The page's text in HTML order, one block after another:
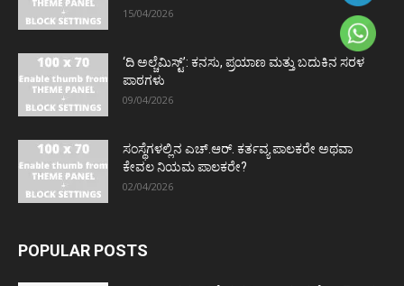
15/04/2026
‘ದಿ ಅಲ್ಚೆಮಿಸ್ಟ್’: ಕನಸು, ಪ್ರಯಾಣ ಮತ್ತು ಬದುಕಿನ ಸರಳ
ಪಾಠಗಳು
09/04/2026
ಸಂಸ್ಥೆಗಳಲ್ಲಿನ ಎಚ್.ಆರ್. ಕರ್ತವ್ಯ ಪಾಲಕರೇ ಅಥವಾ
ಕೇವಲ ನಿಯಮ ಪಾಲಕರೇ?
02/04/2026
POPULAR POSTS